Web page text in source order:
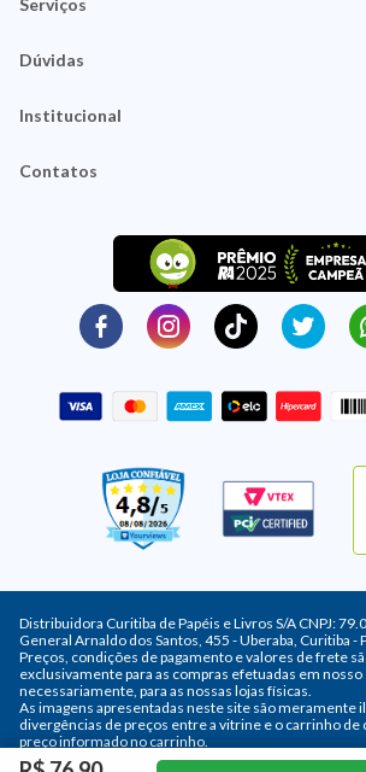
Dúvidas
Institucional
Contatos
Distribuidora Curitiba de Papéis e Livros S/A CNPJ:
General Arnaldo dos Santos, 455 - Uberaba, Curitiba -
Preços, condições de pagamento e valores de frete
exclusivamente para as compras efetuadas em nosso
necessariamente, para as nossas lojas físicas.
As imagens apresentadas neste site são meramente
divergências de preços entre a vitrine e o carrinho de
preço informado no carrinho.